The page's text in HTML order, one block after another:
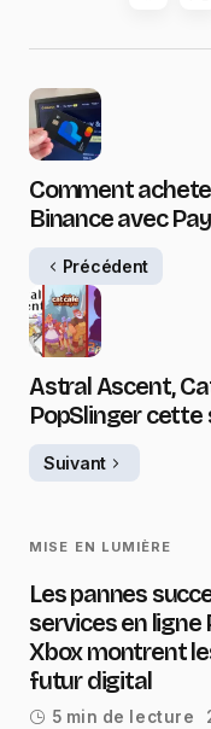
Comment
Binance avec
Précédent
Astral Ascent,
PopSlinger cette
Suivant
MISE EN LUMIÈRE
Les pannes
services en
Xbox montrent
futur digital
5 min de lecture